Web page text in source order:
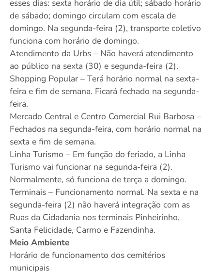
esses dias: sexta horário de dia útil; sábado horário
de sábado; domingo circulam com escala de
domingo. Na segunda-feira (2), transporte coletivo
funciona com horário de domingo.
Atendimento da Urbs – Não haverá atendimento
ao público na sexta (30) e segunda-feira (2).
Shopping Popular – Terá horário normal na sexta-
feira e fim de semana. Ficará fechado na segunda-
feira.
Mercado Central e Centro Comercial Rui Barbosa –
Fechados na segunda-feira, com horário normal na
sexta e fim de semana.
Linha Turismo – Em função do feriado, a Linha
Turismo vai funcionar na segunda-feira (2).
Normalmente, só funciona de terça a domingo.
Terminais – Funcionamento normal. Na sexta e na
segunda-feira (2) não haverá integração com as
Ruas da Cidadania nos terminais Pinheirinho,
Santa Felicidade, Carmo e Fazendinha.
Meio Ambiente
Horário de funcionamento dos cemitérios
municipais